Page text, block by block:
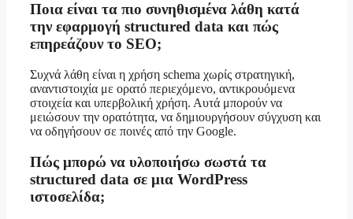
Ποια είναι τα πιο συνηθισμένα λάθη κατά
την εφαρμογή structured data και πώς
επηρεάζουν το SEO;
Συχνά λάθη είναι η χρήση schema χωρίς στρατηγική,
αναντιστοιχία με ορατό περιεχόμενο, αντικρουόμενα
στοιχεία και υπερβολική χρήση. Αυτά μπορούν να
μειώσουν την ορατότητα, να δημιουργήσουν σύγχυση και
να οδηγήσουν σε ποινές από την Google.
Πώς μπορώ να υλοποιήσω σωστά τα
structured data σε μια WordPress
ιστοσελίδα;